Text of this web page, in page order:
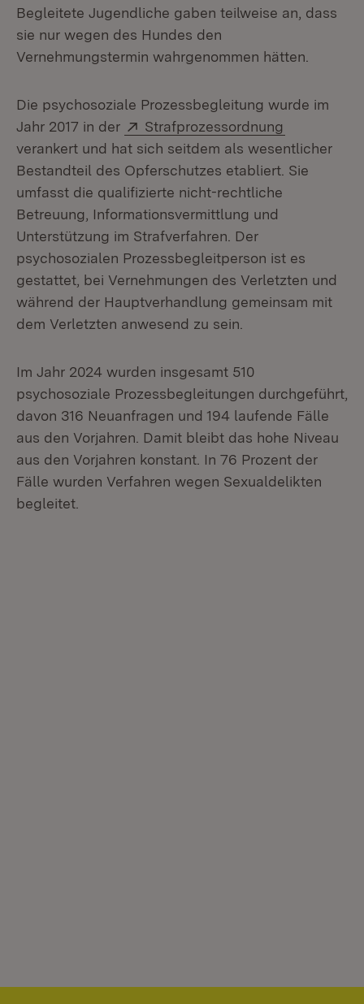
Begleitete Jugendliche gaben teilweise an, dass
sie nur wegen des Hundes den
Vernehmungstermin wahrgenommen hätten.
Die psychosoziale Prozessbegleitung wurde im
Jahr 2017 in der
Extern:
Strafprozessordnung
verankert und hat sich seitdem als wesentlicher
Bestandteil des Opferschutzes etabliert. Sie
umfasst die qualifizierte nicht-rechtliche
Betreuung, Informationsvermittlung und
Unterstützung im Strafverfahren. Der
psychosozialen Prozessbegleitperson ist es
gestattet, bei Vernehmungen des Verletzten und
während der Hauptverhandlung gemeinsam mit
dem Verletzten anwesend zu sein.
Im Jahr 2024 wurden insgesamt 510
psychosoziale Prozessbegleitungen durchgeführt,
davon 316 Neuanfragen und 194 laufende Fälle
aus den Vorjahren. Damit bleibt das hohe Niveau
aus den Vorjahren konstant. In 76 Prozent der
Fälle wurden Verfahren wegen Sexualdelikten
begleitet.